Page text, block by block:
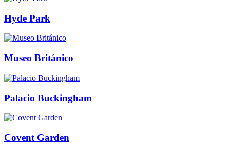
Hyde Park
Museo Británico
Palacio Buckingham
Covent Garden